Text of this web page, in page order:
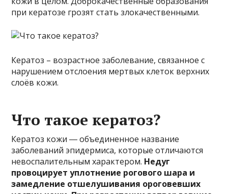
при кератозе грозят стать злокачественными.
Кератоз – возрастное заболевание, связанное с
нарушением отслоения мертвых клеток верхних
слоёв кожи.
Что такое кератоз?
Кератоз кожи ― объединенное название
заболеваний эпидермиса, которые отличаются
невоспалительным характером. Недуг
провоцирует уплотнение рогового шара и
замедление отшелушивания ороговевших